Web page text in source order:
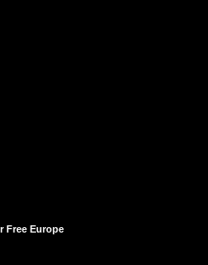
Free Europe